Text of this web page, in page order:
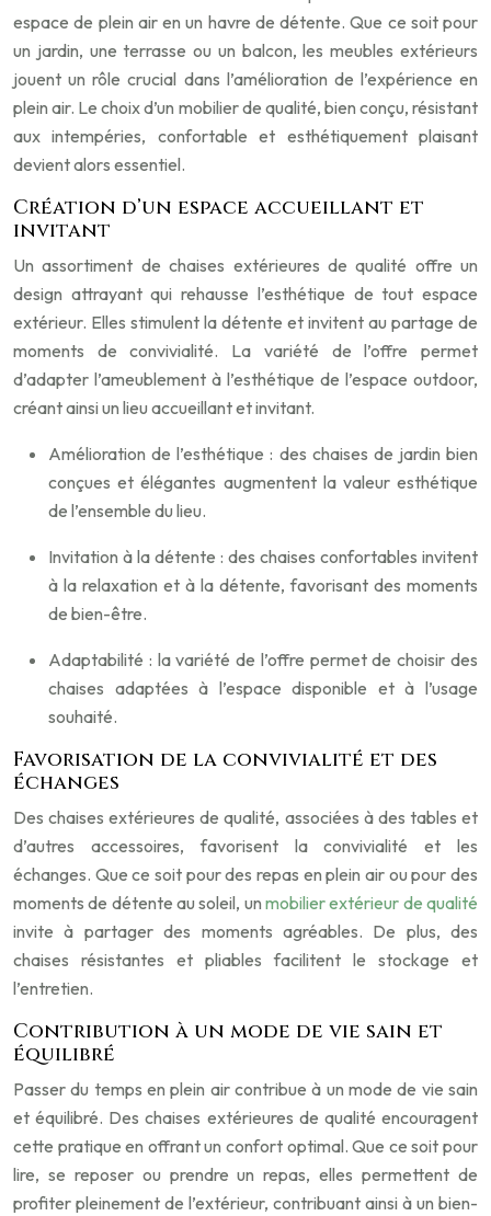
espace de plein air en un havre de détente. Que ce soit pour
un jardin, une terrasse ou un balcon, les meubles extérieurs
jouent un rôle crucial dans l’amélioration de l’expérience en
plein air. Le choix d’un mobilier de qualité, bien conçu, résistant
aux intempéries, confortable et esthétiquement plaisant
devient alors essentiel.
Création d’un espace accueillant et
invitant
Un assortiment de chaises extérieures de qualité offre un
design attrayant qui rehausse l’esthétique de tout espace
extérieur. Elles stimulent la détente et invitent au partage de
moments de convivialité. La variété de l’offre permet
d’adapter l’ameublement à l’esthétique de l’espace outdoor,
créant ainsi un lieu accueillant et invitant.
Amélioration de l’esthétique : des chaises de jardin bien
conçues et élégantes augmentent la valeur esthétique
de l’ensemble du lieu.
Invitation à la détente : des chaises confortables invitent
à la relaxation et à la détente, favorisant des moments
de bien-être.
Adaptabilité : la variété de l’offre permet de choisir des
chaises adaptées à l’espace disponible et à l’usage
souhaité.
Favorisation de la convivialité et des
échanges
Des chaises extérieures de qualité, associées à des tables et
d’autres accessoires, favorisent la convivialité et les
échanges. Que ce soit pour des repas en plein air ou pour des
moments de détente au soleil, un mobilier extérieur de qualité
invite à partager des moments agréables. De plus, des
chaises résistantes et pliables facilitent le stockage et
l’entretien.
Contribution à un mode de vie sain et
équilibré
Passer du temps en plein air contribue à un mode de vie sain
et équilibré. Des chaises extérieures de qualité encouragent
cette pratique en offrant un confort optimal. Que ce soit pour
lire, se reposer ou prendre un repas, elles permettent de
profiter pleinement de l’extérieur, contribuant ainsi à un bien-